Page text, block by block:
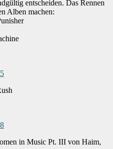
entscheiden. Das Rennen
Alben machen:
in Music Pt. III von Haim,